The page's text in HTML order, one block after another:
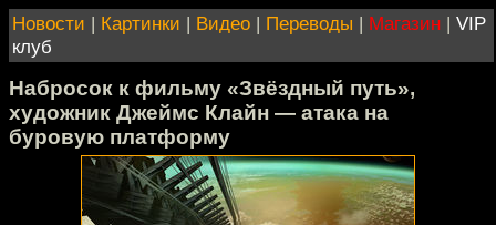
Новости | Картинки | Видео | Переводы | Магазин | VIP
клуб
Набросок к фильму «Звёздный путь»,
художник Джеймс Клайн — атака на
буровую платформу